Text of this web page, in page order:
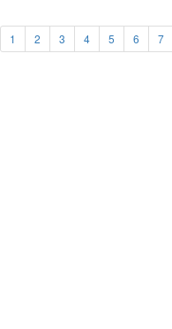
1 2 3 4 5 6 7